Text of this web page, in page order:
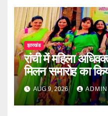
झारखंड
रांची में महिला
मिलन समारोह का
AUG 9, 2026 ADMIN